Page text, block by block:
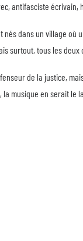
antifasciste
nés dans un village
surtout, tous les
de la justice,
la musique en serait le